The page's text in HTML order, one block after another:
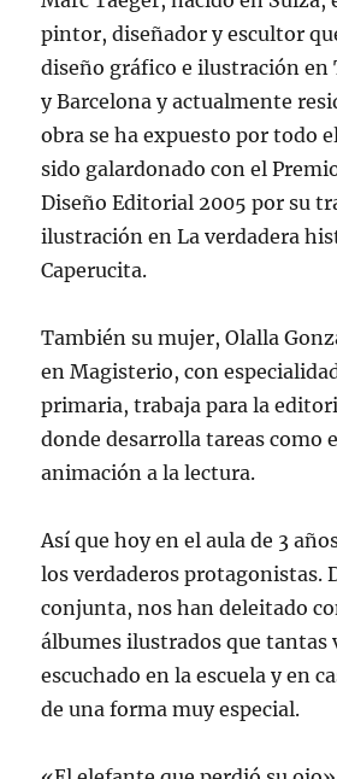
pintor, diseñador y escultor
diseño gráfico e ilustración en
y Barcelona y actualmente
obra se ha expuesto por todo
sido galardonado con el
Diseño Editorial 2005 por su
ilustración en La verdadera
Caperucita.
También su mujer, Olalla
en Magisterio, con
primaria, trabaja para la
donde desarrolla tareas como
animación a la lectura.
Así que hoy en el aula de 3
los verdaderos protagonistas.
conjunta, nos han deleitado
álbumes ilustrados que tantas
escuchado en la escuela y en
de una forma muy especial.